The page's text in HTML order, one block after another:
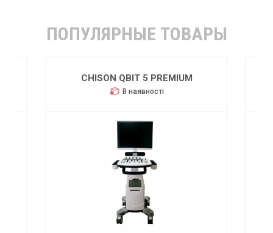
ПОПУЛЯРНЫЕ ТОВАРЫ
CHISON QBIT 5 PREMIUM
В наявності